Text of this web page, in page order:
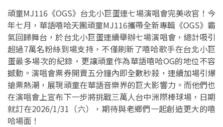
頑童MJ116《OGS》台北小巨蛋連七場演唱會完美收官！今
年七月，華語嘻哈天團頑童MJ116攜帶全新專輯《OGS》霸
氣回歸舞台，於台北小巨蛋連續舉辦七場演唱會，總計吸引
超過7萬名粉絲到場支持，不僅刷新了嘻哈歌手在台北小巨
蛋最多場次的紀錄，更讓頑童作為華語嘻哈OG的地位不容
撼動。演唱會票券開賣五分鐘內即全數秒殺，連續加場引爆
搶票熱潮，展現頑童在華語音樂界的巨大影響力。而他們也
在演唱會上宣布下一步將挑戰三萬人台中洲際棒球場，日期
就訂在2026/1/31（六），期待與老鄉們一起創造更大的嘻
哈場面！